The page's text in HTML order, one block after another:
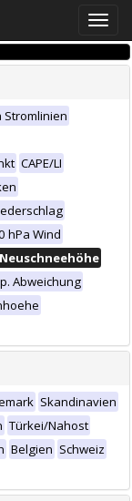
Toggle
Stromlinien
CAPE/LI
hPa Wind
Neuschneehöhe
Abweichung
Skandinavien
Türkei/Nahost
Belgien Schweiz